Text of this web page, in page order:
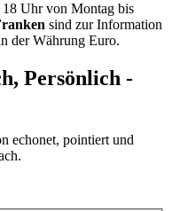
Uhr von Montag bis
sind zur Information
der Währung Euro.
Persönlich -
echonet, pointiert und